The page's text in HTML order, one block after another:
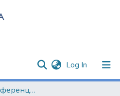
Log In (current)
Материалы конференций и семинаров